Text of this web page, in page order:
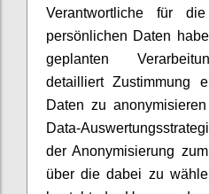
Verantwortliche für
persönlichen Daten
geplanten
detailliert Zustimmung
Daten zu
Data-
der Anonymisierung
über die dabei zu